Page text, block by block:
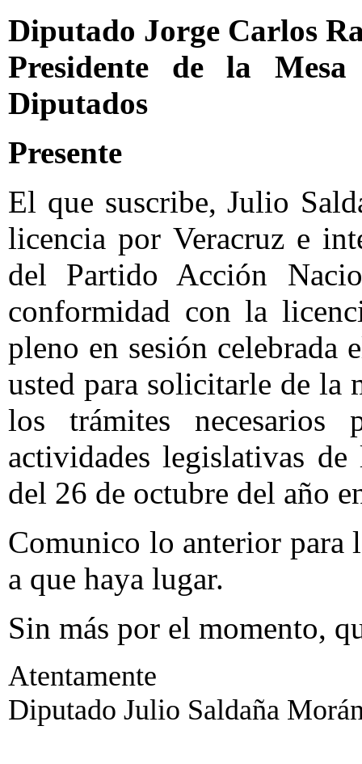
Diputado Jorge Carlos
Presidente de la
Diputados
Presente
El que suscribe, Julio
licencia por Veracruz e
del Partido Acción
conformidad con la
pleno en sesión celebrada
usted para solicitarle de la
los trámites necesarios
actividades legislativas
del 26 de octubre del año
Comunico lo anterior para
a que haya lugar.
Sin más por el momento,
Atentamente
Diputado Julio Saldaña